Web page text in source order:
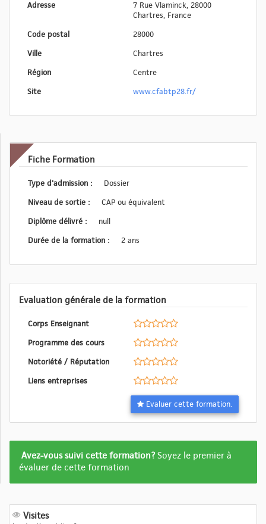
Adresse
7 Rue Vlaminck, 28000
Chartres, France
Code postal
28000
Ville
Chartres
Région
Centre
Site
www.cfabtp28.fr/
Fiche Formation
Type d'admission :
Dossier
Niveau de sortie :
CAP ou équivalent
Diplôme délivré :
null
Durée de la formation :
2 ans
Evaluation générale de la formation
Corps Enseignant
Programme des cours
Notoriété / Réputation
Liens entreprises
Evaluer cette formation.
Formation
pas
Avez-vous suivi cette formation?Soyez le premier à
évaluer de cette formation
Visites